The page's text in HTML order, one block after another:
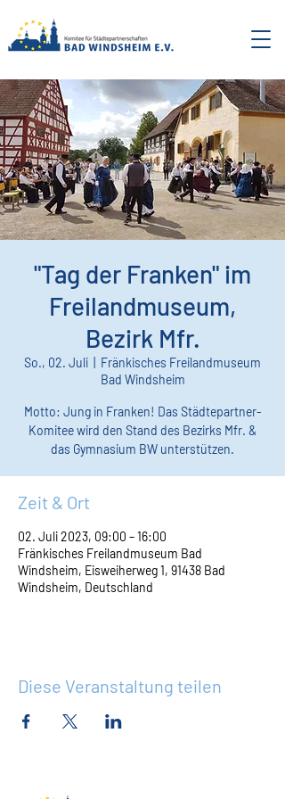
"Tag der Franken" im
Freilandmuseum,
Bezirk Mfr.
So., 02. Juli
Fränkisches Freilandmuseum
Bad Windsheim
Motto: Jung in Franken! Das Städtepartner-
Komitee wird den Stand des Bezirks Mfr. &
das Gymnasium BW unterstützen.
Zeit & Ort
02. Juli 2023, 09:00 – 16:00
Fränkisches Freilandmuseum Bad
Windsheim, Eisweiherweg 1, 91438 Bad
Windsheim, Deutschland
Diese Veranstaltung teilen